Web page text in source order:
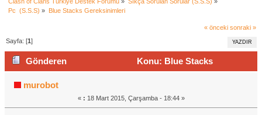
Pc  (S.S.S) » Blue Stacks Gereksinimleri
« önceki sonraki »
YAZDIR
Sayfa: [1]
Gönderen
Konu: Blue Stacks
Gereksinimleri (Okunma sayısı 1690 defa)
murobot
« : 18 Mart 2015, Çarşamba - 18:44 »